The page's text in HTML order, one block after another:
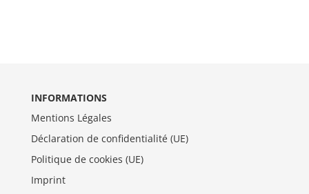
INFORMATIONS
Mentions Légales
Déclaration de confidentialité (UE)
Politique de cookies (UE)
Imprint